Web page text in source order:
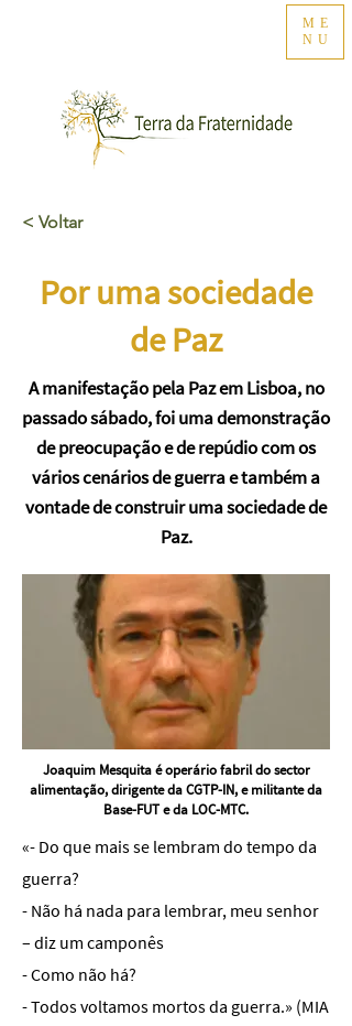
ME
NU
< Voltar
Por uma sociedade
de Paz
A manifestação pela Paz em Lisboa, no
passado sábado, foi uma demonstração
de preocupação e de repúdio com os
vários cenários de guerra e também a
vontade de construir uma sociedade de
Paz.
Joaquim Mesquita é operário fabril do sector
alimentação, dirigente da CGTP-IN, e militante da
Base-FUT e da LOC-MTC.
«- Do que mais se lembram do tempo da
guerra?
- Não há nada para lembrar, meu senhor
– diz um camponês
- Como não há?
- Todos voltamos mortos da guerra.» (MIA